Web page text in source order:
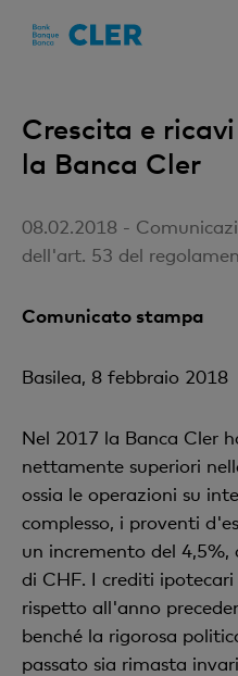
Crescita e
la Banca Cler
08.02.2018 -
dell'art. 53 del
Comunicato stampa
Basilea, 8 febbraio 2018
Nel 2017 la Banca Cler
nettamente superiori
ossia le operazioni su
complesso, i proventi
un incremento del
di CHF. I crediti
rispetto all'anno
benché la rigorosa
passato sia rimasta